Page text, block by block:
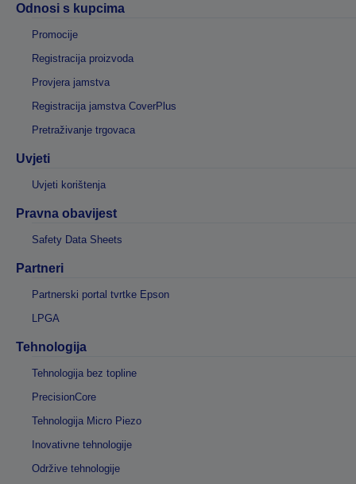
Odnosi s kupcima
Promocije
Registracija proizvoda
Provjera jamstva
Registracija jamstva CoverPlus
Pretraživanje trgovaca
Uvjeti
Uvjeti korištenja
Pravna obavijest
Safety Data Sheets
Partneri
Partnerski portal tvrtke Epson
LPGA
Tehnologija
Tehnologija bez topline
PrecisionCore
Tehnologija Micro Piezo
Inovativne tehnologije
Održive tehnologije